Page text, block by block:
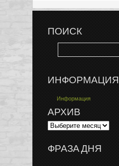
ПОИСК
ИНФОРМАЦИЯ
Информация
АРХИВ
ФРАЗА ДНЯ